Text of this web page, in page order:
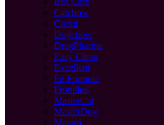
Catchow
Cremi
Dogchow
DragPharma
Easy Clean
Excellent
Fit Formula
Frontline
MasterCat
MasterDog
Mazuri